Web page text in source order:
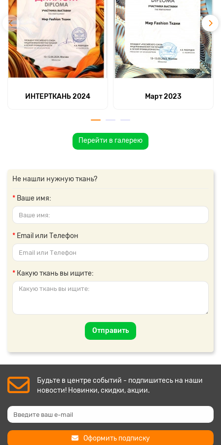
ИНТЕРТКАНЬ 2024 Март 2023
Перейти в галерею
Не нашли нужную ткань?
Ваше имя:
Email или Телефон
Какую ткань вы ищите:
Отправить
Будьте в центре событий - подпишитесь на наши
новости! Новинки, скидки, акции.
Оформить подписку